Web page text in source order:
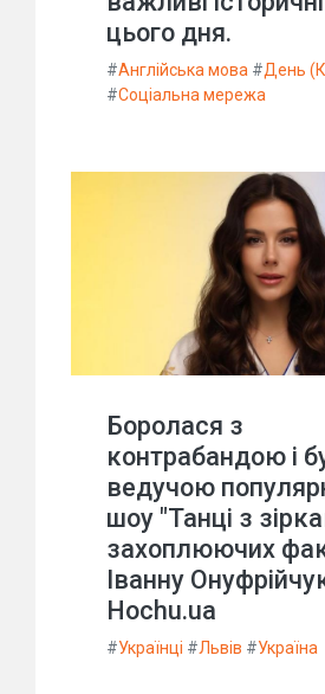
цього дня.
#Англійська мова #День
#Соціальна мережа
Боролася з
контрабандою і
ведучою
шоу "Танці з
захоплюючих
Іванну
Hochu.ua
#Українці #Львів #Україна